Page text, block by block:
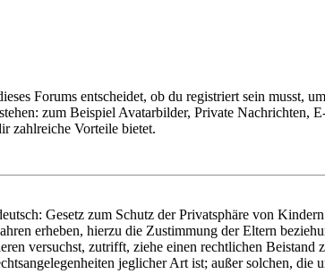
Forums entscheidet, ob du registriert sein musst,
zum Beispiel Avatarbilder, Private Nachrichten,
zahlreiche Vorteile bietet.
Gesetz zum Schutz der Privatsphäre von
erheben, hierzu die Zustimmung der Eltern
versuchst, zutrifft, ziehe einen rechtlichen
jeglicher Art ist; außer solchen,